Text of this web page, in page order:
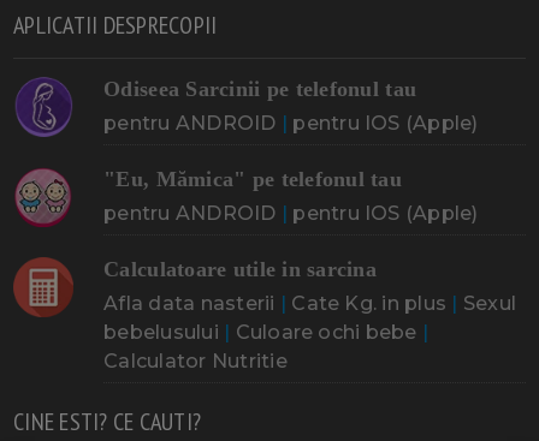
APLICATII DESPRECOPII
Odiseea Sarcinii pe telefonul tau
pentru ANDROID | pentru IOS (Apple)
"Eu, Mămica" pe telefonul tau
pentru ANDROID | pentru IOS (Apple)
Calculatoare utile in sarcina
Afla data nasterii | Cate Kg. in plus | Sexul
bebelusului | Culoare ochi bebe |
Calculator Nutritie
CINE ESTI? CE CAUTI?